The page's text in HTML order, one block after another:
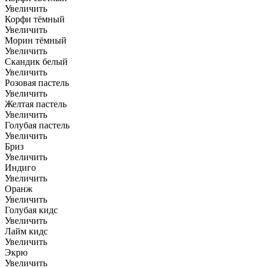
Увеличить
Корфи тёмный
Увеличить
Морин тёмный
Увеличить
Скандик белый
Увеличить
Розовая пастель
Увеличить
Желтая пастель
Увеличить
Голубая пастель
Увеличить
Бриз
Увеличить
Индиго
Увеличить
Оранж
Увеличить
Голубая кидс
Увеличить
Лайм кидс
Увеличить
Экрю
Увеличить